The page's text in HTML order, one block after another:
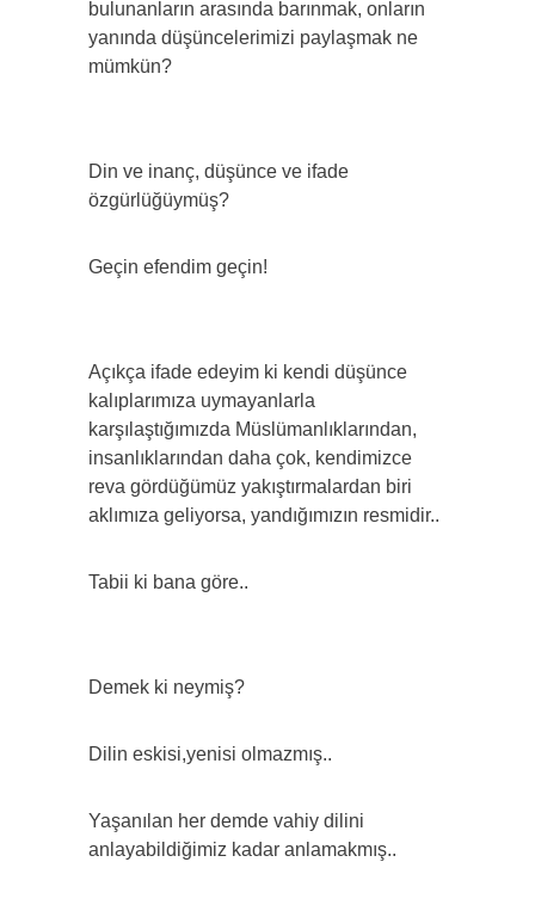
bulunanların arasında barınmak, onların
yanında düşüncelerimizi paylaşmak ne
mümkün?
Din ve inanç, düşünce ve ifade
özgürlüğüymüş?
Geçin efendim geçin!
Açıkça ifade edeyim ki kendi düşünce
kalıplarımıza uymayanlarla
karşılaştığımızda Müslümanlıklarından,
insanlıklarından daha çok, kendimizce
reva gördüğümüz yakıştırmalardan biri
aklımıza geliyorsa, yandığımızın resmidir..
Tabii ki bana göre..
Demek ki neymiş?
Dilin eskisi,yenisi olmazmış..
Yaşanılan her demde vahiy dilini
anlayabildiğimiz kadar anlamakmış..